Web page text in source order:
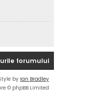
forumului
by Ian Bradley
© phpBB Limited